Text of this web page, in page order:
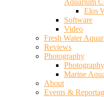
Aquarium
Elos
Software
Video
Fresh Water
Reviews
Photography
Photography
Marine
About
Events &